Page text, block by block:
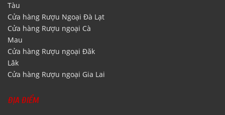
Tàu
Cửa hàng Rượu Ngoại Đà Lạt
Cửa hàng Rượu ngoại Cà
Mau
Cửa hàng Rượu ngoại Đăk
Lăk
Cửa hàng Rượu ngoại Gia Lai
ĐỊA ĐIỂM